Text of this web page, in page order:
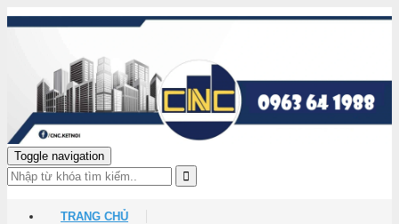
Toggle navigation
TRANG CHỦ